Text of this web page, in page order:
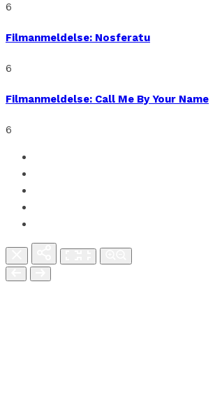
6
Filmanmeldelse: Nosferatu
6
Filmanmeldelse: Call Me By Your Name
6